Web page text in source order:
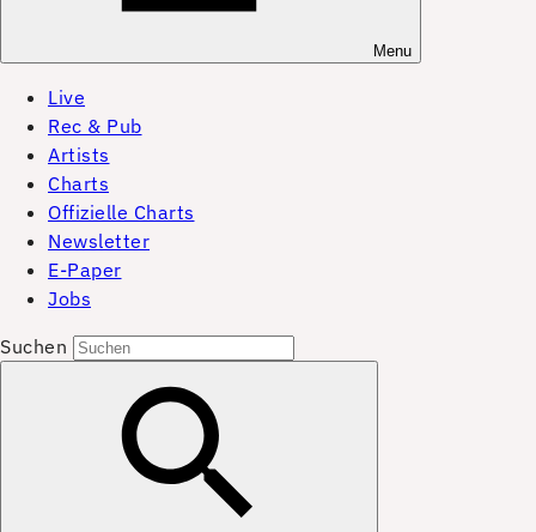
Menu
Live
Rec & Pub
Artists
Charts
Offizielle Charts
Newsletter
E-Paper
Jobs
Suchen